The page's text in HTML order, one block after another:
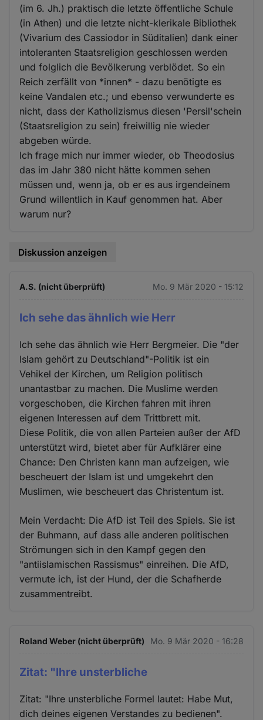
(im 6. Jh.) praktisch die letzte öffentliche Schule
(in Athen) und die letzte nicht-klerikale Bibliothek
(Vivarium des Cassiodor in Süditalien) dank einer
intoleranten Staatsreligion geschlossen werden
und folglich die Bevölkerung verblödet. So ein
Reich zerfällt von *innen* - dazu benötigte es
keine Vandalen etc.; und ebenso verwunderte es
nicht, dass der Katholizismus diesen 'Persil'schein
(Staatsreligion zu sein) freiwillig nie wieder
abgeben würde.
Ich frage mich nur immer wieder, ob Theodosius
das im Jahr 380 nicht hätte kommen sehen
müssen und, wenn ja, ob er es aus irgendeinem
Grund willentlich in Kauf genommen hat. Aber
warum nur?
Diskussion anzeigen
A.S. (nicht überprüft) Mo. 9 Mär 2020 - 15:12
Ich sehe das ähnlich wie Herr
Ich sehe das ähnlich wie Herr Bergmeier. Die "der
Islam gehört zu Deutschland"-Politik ist ein
Vehikel der Kirchen, um Religion politisch
unantastbar zu machen. Die Muslime werden
vorgeschoben, die Kirchen fahren mit ihren
eigenen Interessen auf dem Trittbrett mit.
Diese Politik, die von allen Parteien außer der AfD
unterstützt wird, bietet aber für Aufklärer eine
Chance: Den Christen kann man aufzeigen, wie
bescheuert der Islam ist und umgekehrt den
Muslimen, wie bescheuert das Christentum ist.
Mein Verdacht: Die AfD ist Teil des Spiels. Sie ist
der Buhmann, auf dass alle anderen politischen
Strömungen sich in den Kampf gegen den
"antiislamischen Rassismus" einreihen. Die AfD,
vermute ich, ist der Hund, der die Schafherde
zusammentreibt.
Roland Weber (nicht überprüft) Mo. 9 Mär 2020 - 16:28
Zitat: "Ihre unsterbliche
Zitat: "Ihre unsterbliche Formel lautet: Habe Mut,
dich deines eigenen Verstandes zu bedienen".